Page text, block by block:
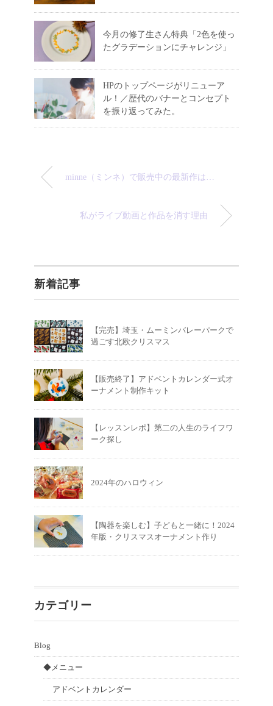
今月の修了生さん特典「2色を使っ
たグラデーションにチャレンジ」
HPのトップページがリニューア
ル！／歴代のバナーとコンセプト
を振り返ってみた。
minne（ミンネ）で販売中の最新作は…
私がライブ動画と作品を消す理由
新着記事
【完売】埼玉・ムーミンバレーパークで
過ごす北欧クリスマス
【販売終了】アドベントカレンダー式オ
ーナメント制作キット
【レッスンレポ】第二の人生のライフワ
ーク探し
2024年のハロウィン
【陶器を楽しむ】子どもと一緒に！2024
年版・クリスマスオーナメント作り
カテゴリー
Blog
◆メニュー
アドベントカレンダー